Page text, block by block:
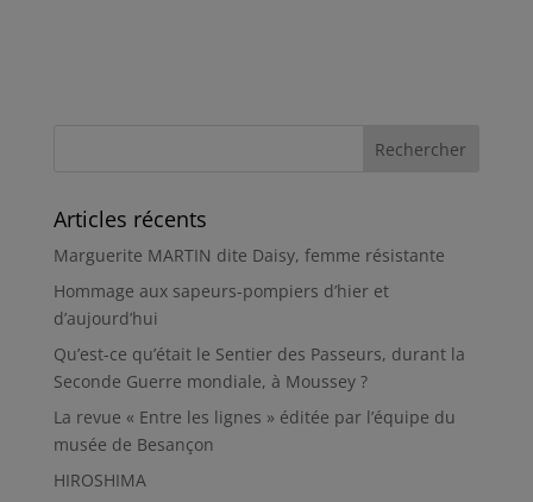
Articles récents
Marguerite MARTIN dite Daisy, femme résistante
Hommage aux sapeurs-pompiers d’hier et
d’aujourd’hui
Qu’est-ce qu’était le Sentier des Passeurs, durant la
Seconde Guerre mondiale, à Moussey ?
La revue « Entre les lignes » éditée par l’équipe du
musée de Besançon
HIROSHIMA